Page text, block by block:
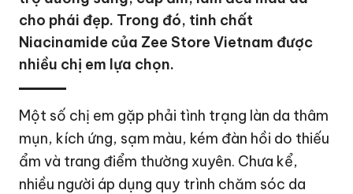
cho phái đẹp. Trong đó, tinh chất
Niacinamide của Zee Store Vietnam được
nhiều chị em lựa chọn.
Một số chị em gặp phải tình trạng làn da thâm
mụn, kích ứng, sạm màu, kém đàn hồi do thiếu
ẩm và trang điểm thường xuyên. Chưa kể,
nhiều người áp dụng quy trình chăm sóc da